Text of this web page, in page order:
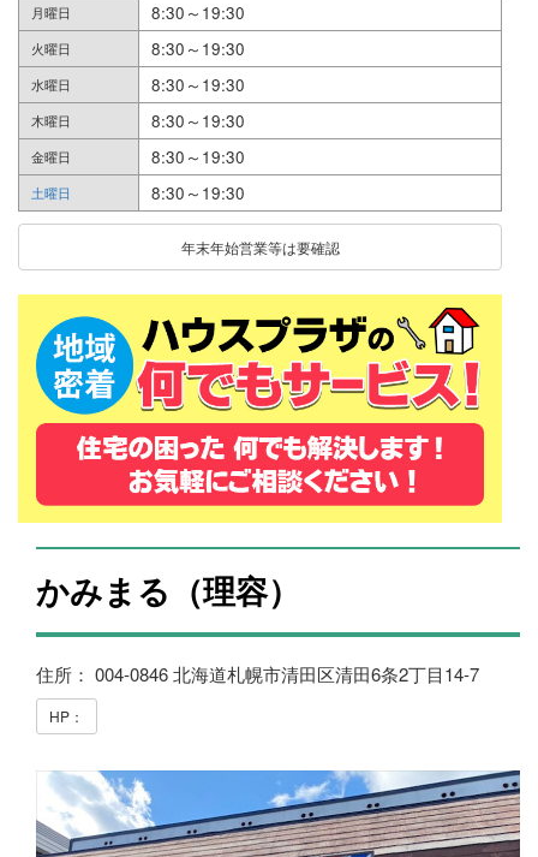
月曜日 8:30～19:30
火曜日 8:30～19:30
水曜日 8:30～19:30
木曜日 8:30～19:30
金曜日 8:30～19:30
土曜日 8:30～19:30
年末年始営業等は要確認
かみまる（理容）
住所： 004-0846 北海道札幌市清田区清田6条2丁目14-7
HP：